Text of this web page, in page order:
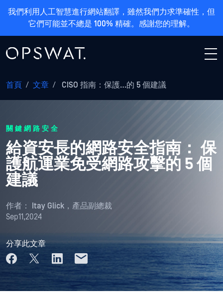
我們利用人工智慧進行網站翻譯，雖然我們力求準確性，但
它們可能並不總是 100% 精確。感謝您的理解。
首頁 / 文章 / CISO 指南：保護…的 5 個建議
關鍵網路安全
給資安長的網路安全指南： 保
護航運業免受網路攻擊的 5 個
建議
作者：
Itay Glick，產品副總裁
Sep11,2024
分享此文章